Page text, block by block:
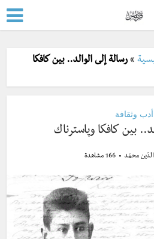
»رسالة إلى الوالد.. بين كافكا
أدب وثقافة
بين كافكا وپاسترناك
الدّين محمّد 166 مشاهدة